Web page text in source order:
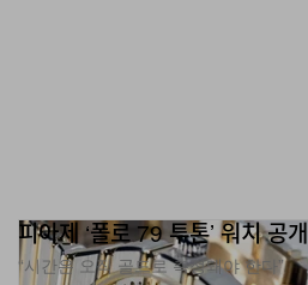
피아제 ‘폴로 79 투톤’ 워치 공개
“시간은 오직 골드로 측정돼야 한다”